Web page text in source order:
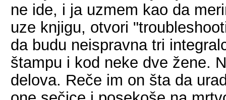
ne ide, i ja uzmem kao da
uze knjigu, otvori
da budu neispravna tri
štampu i kod neke dve žene.
delova. Reče im on šta da